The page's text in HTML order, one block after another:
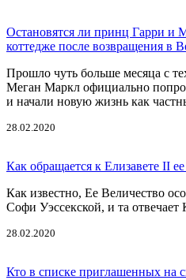
Остановятся ли принц Гарри и
коттедже после возвращения в
Прошло чуть больше месяца с
Меган Маркл официально
и начали новую жизнь как
28.02.2020
Как обращается к Елизавете II
Как известно, Ее Величество
Софи Уэссекской, и та отвечает
28.02.2020
Кто в списке приглашенных на